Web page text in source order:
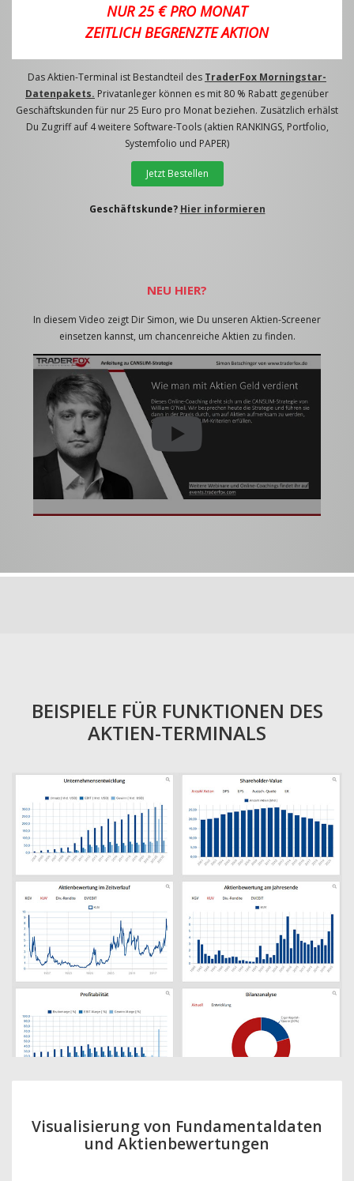
NUR 25 € PRO MONAT
ZEITLICH BEGRENZTE AKTION
Das Aktien-Terminal ist Bestandteil des TraderFox Morningstar-
Datenpakets. Privatanleger können es mit 80 % Rabatt gegenüber
Geschäftskunden für nur 25 Euro pro Monat beziehen. Zusätzlich erhälst
Du Zugriff auf 4 weitere Software-Tools (aktien RANKINGS, Portfolio,
Systemfolio und PAPER)
Jetzt Bestellen
Geschäftskunde? Hier informieren
NEU HIER?
In diesem Video zeigt Dir Simon, wie Du unseren Aktien-Screener
einsetzen kannst, um chancenreiche Aktien zu finden.
BEISPIELE FÜR FUNKTIONEN DES
AKTIEN-TERMINALS
Visualisierung von Fundamentaldaten
und Aktienbewertungen